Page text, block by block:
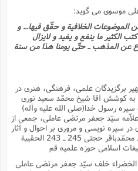
موسوى مى گوید:
الخلافیة و حقّق فیها... و
ما ینفع و یفید و لایزال
عن المذهب ـ حتّى یومنا هذا من سنة
برگزیدگان علمى، فرهنگى، هنرى در
اسلامى ایران 1373 ـ 1358 به کوشش آقا شیخ محمّد سعید نورى
سیّد جعفر مرتضى عاملى، جمعى از
سیره نویسى و مرورى بر احوال و آثار
و پاره اى از سیره نویسان از دکتر سیّد محمّدباقر حجتى 245 ـ 243 الحقیبة
اسلامى حوزه علمیه قم
الخضراء خلف سیّد جعفر مرتضى عاملى